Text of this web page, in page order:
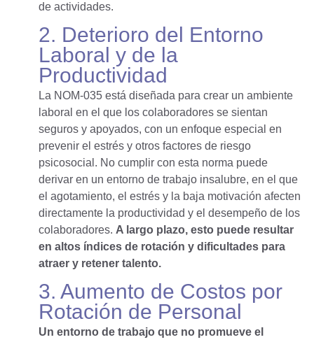
de actividades.
2. Deterioro del Entorno
Laboral y de la
Productividad
La NOM-035 está diseñada para crear un ambiente
laboral en el que los colaboradores se sientan
seguros y apoyados, con un enfoque especial en
prevenir el estrés y otros factores de riesgo
psicosocial. No cumplir con esta norma puede
derivar en un entorno de trabajo insalubre, en el que
el agotamiento, el estrés y la baja motivación afecten
directamente la productividad y el desempeño de los
colaboradores. A largo plazo, esto puede resultar
en altos índices de rotación y dificultades para
atraer y retener talento.
3. Aumento de Costos por
Rotación de Personal
Un entorno de trabajo que no promueve el